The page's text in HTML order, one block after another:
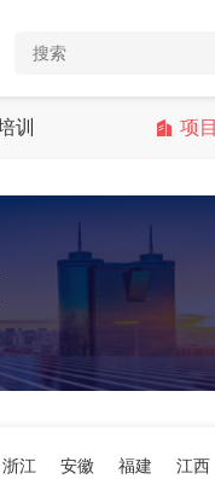
训 项目
浙江 安徽 福建 江西